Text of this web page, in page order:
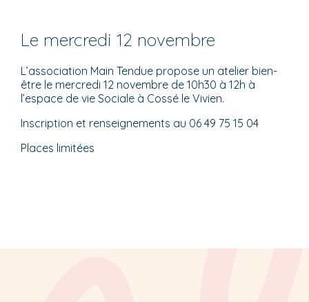
Le mercredi 12 novembre
L’association Main Tendue propose un atelier bien-
être le mercredi 12 novembre de 10h30 à 12h à
l’espace de vie Sociale à Cossé le Vivien.
Inscription et renseignements au 06 49 75 15 04
Places limitées